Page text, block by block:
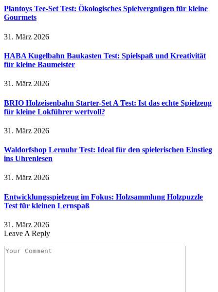
Plantoys Tee-Set Test: Ökologisches Spielvergnügen für kleine
Gourmets
31. März 2026
HABA Kugelbahn Baukasten Test: Spielspaß und Kreativität
für kleine Baumeister
31. März 2026
BRIO Holzeisenbahn Starter-Set A Test: Ist das echte Spielzeug
für kleine Lokführer wertvoll?
31. März 2026
Waldorfshop Lernuhr Test: Ideal für den spielerischen Einstieg
ins Uhrenlesen
31. März 2026
Entwicklungsspielzeug im Fokus: Holzsammlung Holzpuzzle
Test für kleinen Lernspaß
31. März 2026
Leave A Reply